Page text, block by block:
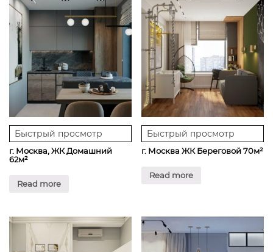
Быстрый просмотр
г. Москва, ЖК Домашний
62м²
Read more
Быстрый просмотр
г. Москва ЖК Береговой 70м²
Read more